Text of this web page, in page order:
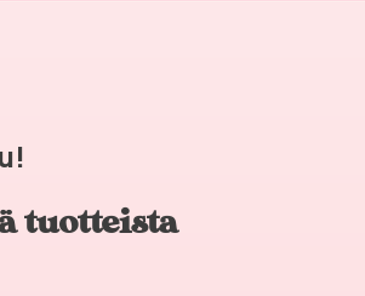
tuotteista